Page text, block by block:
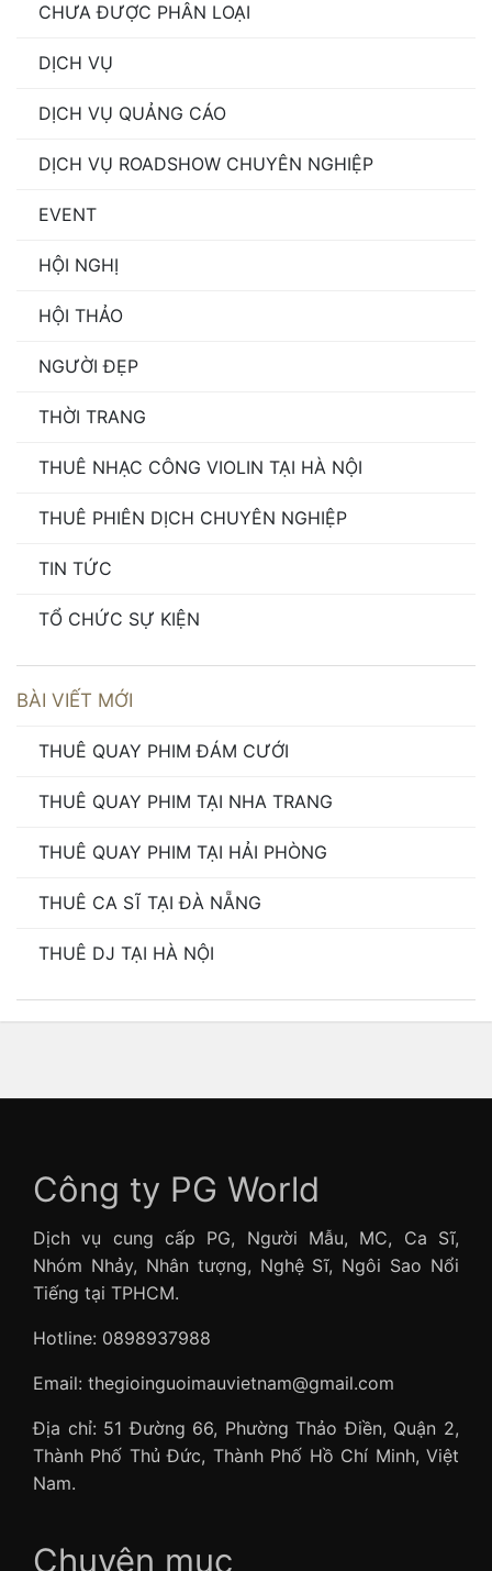
CHƯA ĐƯỢC PHÂN LOẠI
DỊCH VỤ
DỊCH VỤ QUẢNG CÁO
DỊCH VỤ ROADSHOW CHUYÊN NGHIỆP
EVENT
HỘI NGHỊ
HỘI THẢO
NGƯỜI ĐẸP
THỜI TRANG
THUÊ NHẠC CÔNG VIOLIN TẠI HÀ NỘI
THUÊ PHIÊN DỊCH CHUYÊN NGHIỆP
TIN TỨC
TỔ CHỨC SỰ KIỆN
BÀI VIẾT MỚI
THUÊ QUAY PHIM ĐÁM CƯỚI
THUÊ QUAY PHIM TẠI NHA TRANG
THUÊ QUAY PHIM TẠI HẢI PHÒNG
THUÊ CA SĨ TẠI ĐÀ NẴNG
THUÊ DJ TẠI HÀ NỘI
Công ty PG World
Dịch vụ cung cấp PG, Người Mẫu, MC, Ca Sĩ,
Nhóm Nhảy, Nhân tượng, Nghệ Sĩ, Ngôi Sao Nổi
Tiếng tại TPHCM.
Hotline: 0898937988
Email: thegioinguoimauvietnam@gmail.com
Địa chỉ: 51 Đường 66, Phường Thảo Điền, Quận 2,
Thành Phố Thủ Đức, Thành Phố Hồ Chí Minh, Việt
Nam.
Chuyên mục